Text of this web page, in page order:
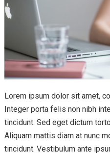
Lorem ipsum dolor sit amet,
Integer porta felis non nibh
tincidunt. Sed eget dictum
Aliquam mattis diam at nunc
tincidunt. Vestibulum ante